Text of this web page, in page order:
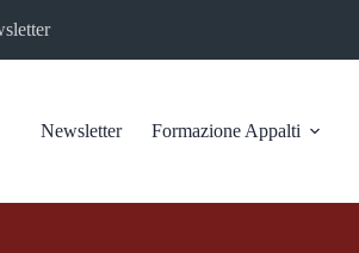
Newsletter Formazione Appalti